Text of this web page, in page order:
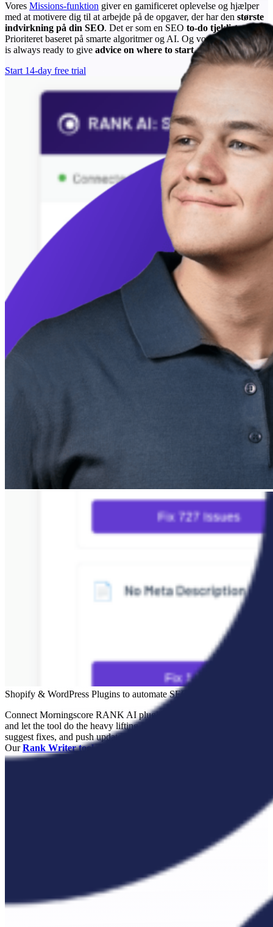
Vores Missions-funktion giver en gamificeret oplevelse og hjælper
med at motivere dig til at arbejde på de opgaver, der har den største
indvirkning på din SEO. Det er som en SEO to-do tjekliste.
Prioriteret baseret på smarte algoritmer og AI. Og voreshumanchat
is always ready to give advice on where to start.
Start 14-day free trial
Shopify & WordPress Plugins to automate SEO
Connect Morningscore RANK AI plugin to
and let the tool do the heavy lifting. We automatically scan issues,
suggest fixes, and push updates - saving you weeks of manual work.
OurRank Writer toolconnect to CMS plugins to publish articles.